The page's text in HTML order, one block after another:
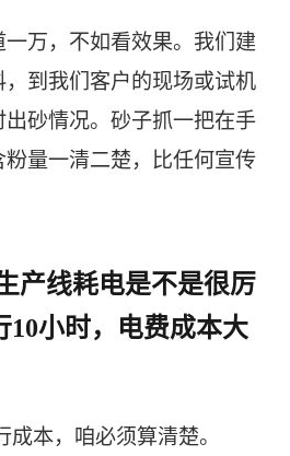
一万，不如看效果。我们建
到我们客户的现场或试机
砂情况。砂子抓一把在手
量一清二楚，比任何宣传
产线耗电是不是很厉
10小时，电费成本大
本，咱必须算清楚。